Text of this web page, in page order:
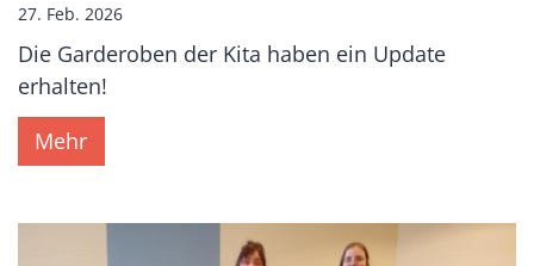
27. Feb. 2026
Die Garderoben der Kita haben ein Update
erhalten!
Mehr